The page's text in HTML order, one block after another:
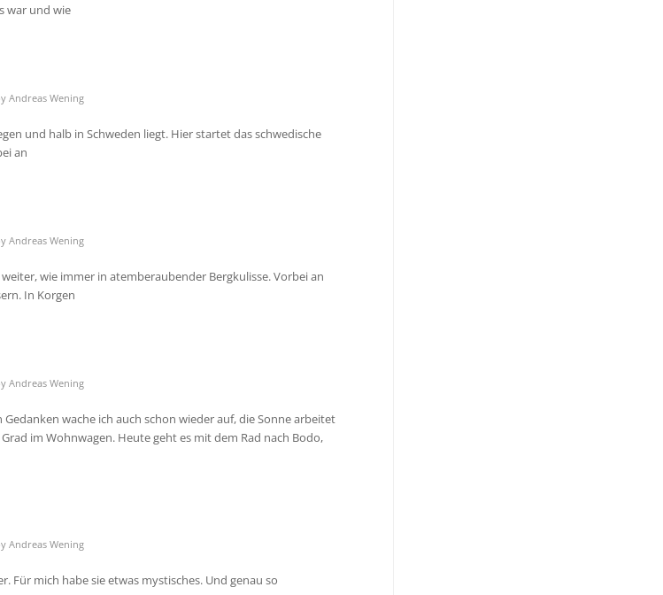
war und wie
Andreas Wening
und halb in Schweden liegt. Hier startet das schwedische
an
Andreas Wening
wie immer in atemberaubender Bergkulisse. Vorbei an
In Korgen
Andreas Wening
wache ich auch schon wieder auf, die Sonne arbeitet
im Wohnwagen. Heute geht es mit dem Rad nach Bodo,
Andreas Wening
Für mich habe sie etwas mystisches. Und genau so